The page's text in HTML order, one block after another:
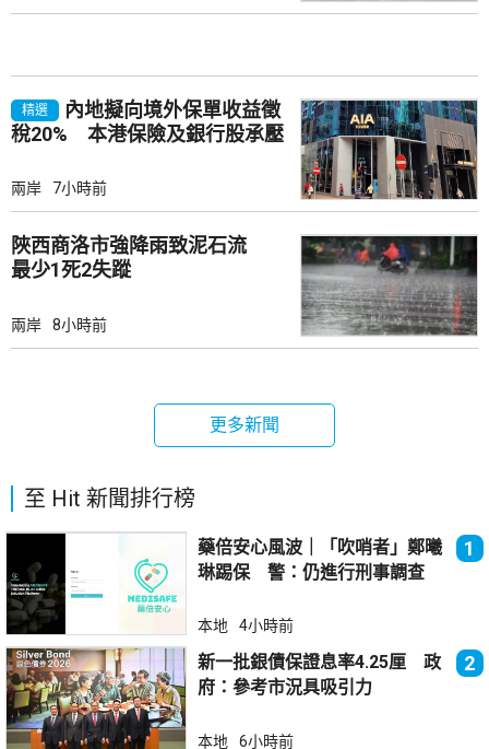
精選
內地擬向境外保單收益徵
稅20% 本港保險及銀行股承壓
兩岸 7小時前
陜西商洛市強降雨致泥石流
最少1死2失蹤
兩岸 8小時前
更多新聞
至 Hit 新聞排行榜
藥倍安心風波｜「吹哨者」鄭曦
琳踢保 警：仍進行刑事調查
1
本地 4小時前
新一批銀債保證息率4.25厘 政
府：參考市況具吸引力
2
本地 6小時前